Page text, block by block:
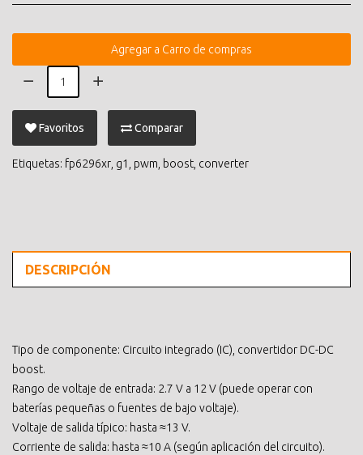
Agregar a Carro de compras
Favoritos Comparar
Etiquetas: fp6296xr g1 pwm boost converter
DESCRIPCIÓN
Tipo de componente: Circuito integrado (IC), convertidor DC-DC
boost.
Rango de voltaje de entrada: 2.7 V a 12 V (puede operar con
baterías pequeñas o fuentes de bajo voltaje).
Voltaje de salida típico: hasta ≈13 V.
Corriente de salida: hasta ≈10 A (según aplicación del circuito).